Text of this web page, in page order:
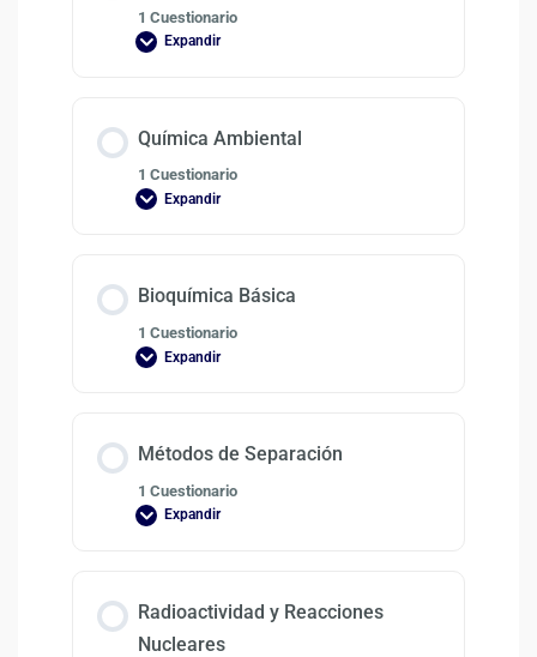
1 Cuestionario
Expandir
Química Ambiental
1 Cuestionario
Expandir
Bioquímica Básica
1 Cuestionario
Expandir
Métodos de Separación
1 Cuestionario
Expandir
Radioactividad y Reacciones
Nucleares